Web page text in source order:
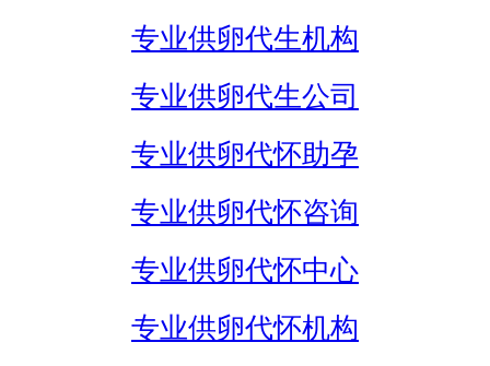
专业供卵代生机构
专业供卵代生公司
专业供卵代怀助孕
专业供卵代怀咨询
专业供卵代怀中心
专业供卵代怀机构